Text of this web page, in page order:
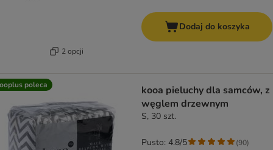
2 opcji
Dodaj do koszyka
poleca
kooa pieluchy dla samców, z
węglem drzewnym
S, 30 szt.
Pusto: 4.8/5 (90)